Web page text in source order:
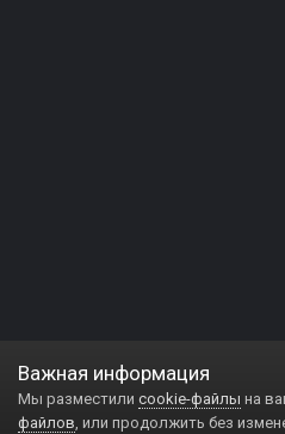
Важная информация
Мы разместили cookie-файлы на
файлов, или продолжить без